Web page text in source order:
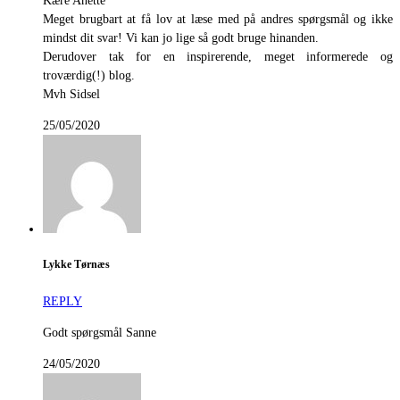
Meget brugbart at få lov at læse med på andres spørgsmål og ikke
mindst dit svar! Vi kan jo lige så godt bruge hinanden.
Derudover tak for en inspirerende, meget informerede og
troværdig(!) blog.
Mvh Sidsel
25/05/2020
Lykke Tørnæs
REPLY
Godt spørgsmål Sanne
24/05/2020